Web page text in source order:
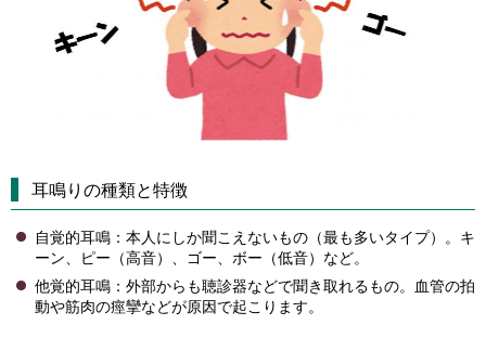
耳鳴りの種類と特徴
自覚的耳鳴：本人にしか聞こえないもの（最も多いタイプ）。キ
ーン、ピー（高音）、ゴー、ボー（低音）など。
他覚的耳鳴：外部からも聴診器などで聞き取れるもの。血管の拍
動や筋肉の痙攣などが原因で起こります。